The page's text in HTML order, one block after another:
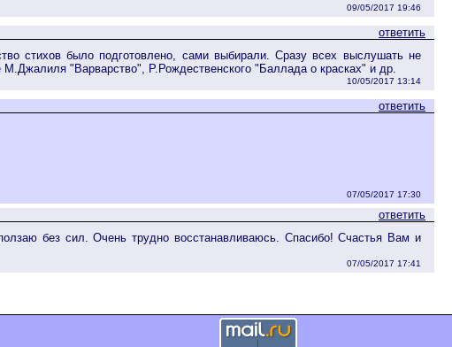
09/05/2017 19:46
ответить
стихов было подготовлено, сами выбирали. Сразу всех выслушать не
"Варварство", Р.Рождественского "Баллада о красках" и др.
10/05/2017 13:14
ответить
07/05/2017 17:30
ответить
без сил. Очень трудно восстанавливаюсь. Спасибо! Счастья Вам и
07/05/2017 17:41